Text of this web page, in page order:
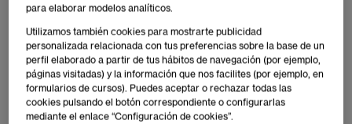
Universidades, la red internacional de educación
superior de Grupo Planeta, se organizó, los días 30 y
31 de octubre, en la NAVE, una agenda académica
con contenido de alto valor e interés para los
participantes. En ese espacio, además de los
para elaborar modelos analíticos.
Utilizamos también cookies para mostrarte publicidad
personalizada relacionada con tus preferencias sobre la base de un
perfil elaborado a partir de tus hábitos de navegación (por ejemplo,
páginas visitadas) y la información que nos facilites (por ejemplo, en
formularios de cursos). Puedes aceptar o rechazar todas las
cookies pulsando el botón correspondiente o configurarlas
mediante el enlace “Configuración de cookies”.